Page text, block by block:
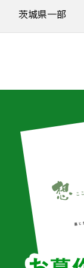
茨城県一部